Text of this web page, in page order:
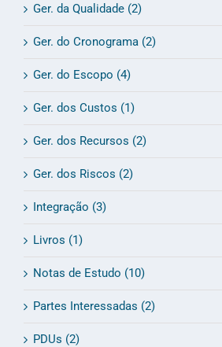
Ger. da Qualidade (2)
Ger. do Cronograma (2)
Ger. do Escopo (4)
Ger. dos Custos (1)
Ger. dos Recursos (2)
Ger. dos Riscos (2)
Integração (3)
Livros (1)
Notas de Estudo (10)
Partes Interessadas (2)
PDUs (2)